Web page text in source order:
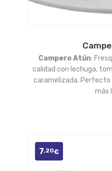
Campero Atún:
calidad con lechuga,
caramelizada. Perfecto
más
7,20€